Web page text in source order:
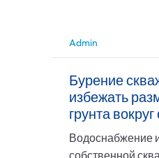
Admin
Бурение
избежать
грунта
Водоснабжение